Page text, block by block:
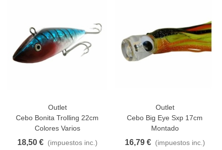
Outlet
Cebo Bonita Trolling 22cm
Colores Varios
18,50 € (impuestos inc.)
Outlet
Cebo Big Eye Sxp 17cm
Montado
16,79 € (impuestos inc.)